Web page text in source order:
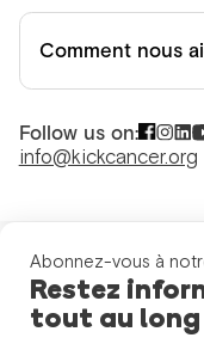
Comment nous
Follow us on:
info@kickcancer.org
Abonnez-vous à
Restez
tout au long